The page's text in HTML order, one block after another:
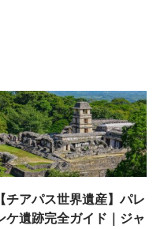
【チアパス世界遺産】パレ
ケ遺跡完全ガイド｜ジャ